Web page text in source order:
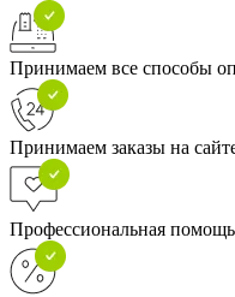
Принимаем все способы
Принимаем заказы на
Профессиональная